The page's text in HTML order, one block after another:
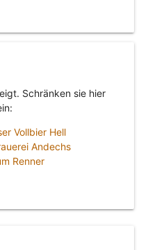
Schränken sie hier
Vollbier Hell
Andechs
Renner